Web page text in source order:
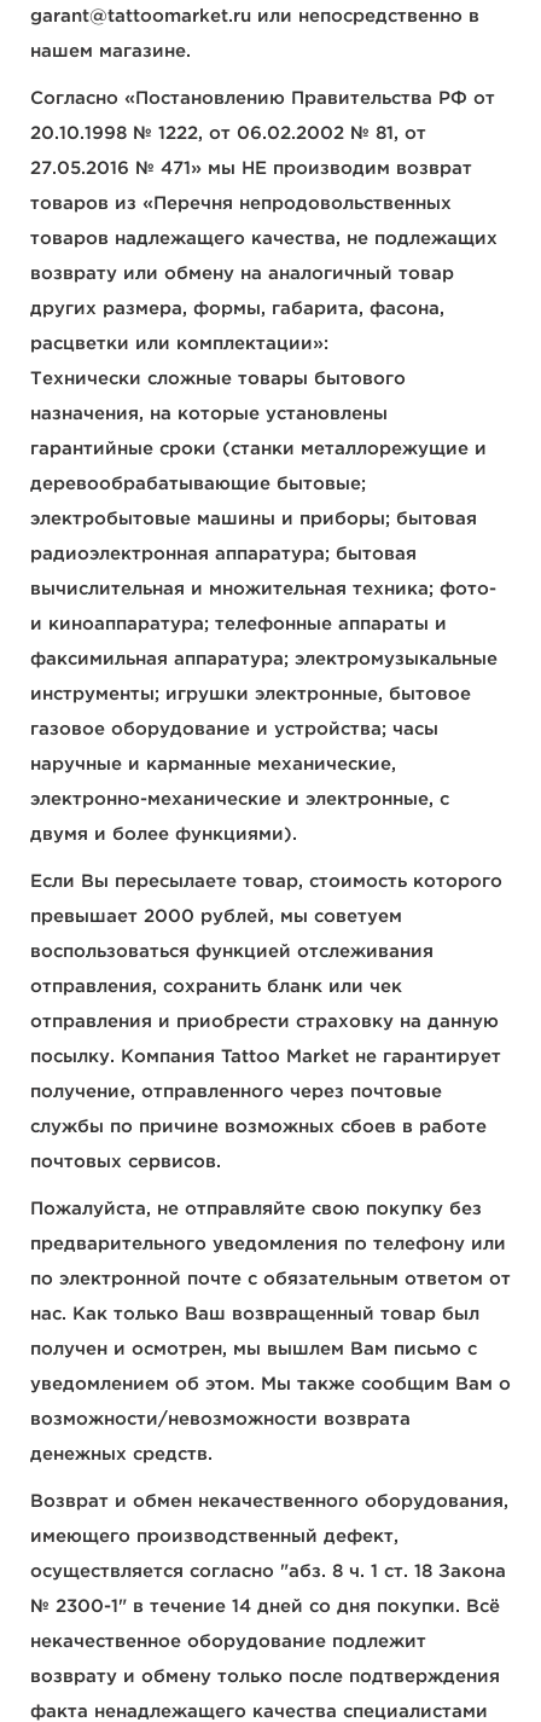
garant@tattoomarket.ru или непосредственно в
нашем магазине.
Согласно «Постановлению Правительства РФ от
20.10.1998 № 1222, от 06.02.2002 № 81, от
27.05.2016 № 471» мы НЕ производим возврат
товаров из «Перечня непродовольственных
товаров надлежащего качества, не подлежащих
возврату или обмену на аналогичный товар
других размера, формы, габарита, фасона,
расцветки или комплектации»:
Технически сложные товары бытового
назначения, на которые установлены
гарантийные сроки (станки металлорежущие и
деревообрабатывающие бытовые;
электробытовые машины и приборы; бытовая
радиоэлектронная аппаратура; бытовая
вычислительная и множительная техника; фото-
и киноаппаратура; телефонные аппараты и
факсимильная аппаратура; электромузыкальные
инструменты; игрушки электронные, бытовое
газовое оборудование и устройства; часы
наручные и карманные механические,
электронно-механические и электронные, с
двумя и более функциями).
Если Вы пересылаете товар, стоимость которого
превышает 2000 рублей, мы советуем
воспользоваться функцией отслеживания
отправления, сохранить бланк или чек
отправления и приобрести страховку на данную
посылку. Компания Tattoo Market не гарантирует
получение, отправленного через почтовые
службы по причине возможных сбоев в работе
почтовых сервисов.
Пожалуйста, не отправляйте свою покупку без
предварительного уведомления по телефону или
по электронной почте с обязательным ответом от
нас. Как только Ваш возвращенный товар был
получен и осмотрен, мы вышлем Вам письмо с
уведомлением об этом. Мы также сообщим Вам о
возможности/невозможности возврата
денежных средств.
Возврат и обмен некачественного оборудования,
имеющего производственный дефект,
осуществляется согласно "абз. 8 ч. 1 ст. 18 Закона
№ 2300-1" в течение 14 дней со дня покупки. Всё
некачественное оборудование подлежит
возврату и обмену только после подтверждения
факта ненадлежащего качества специалистами